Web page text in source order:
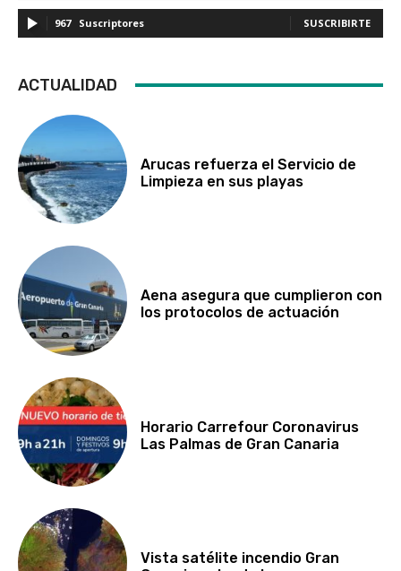
967 Suscriptores SUSCRIBIRTE
ACTUALIDAD
Arucas refuerza el Servicio de
Limpieza en sus playas
Aena asegura que cumplieron con
los protocolos de actuación
Horario Carrefour Coronavirus
Las Palmas de Gran Canaria
Vista satélite incendio Gran